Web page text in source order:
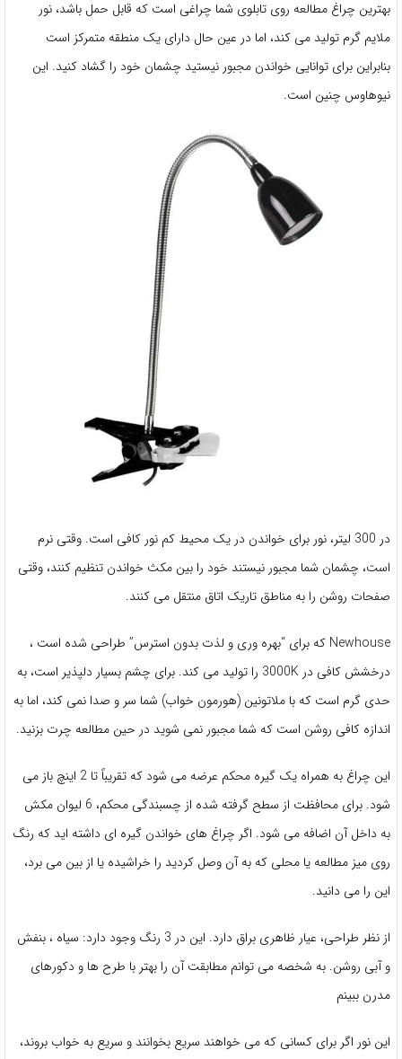
بهترین چراغ مطالعه روی تابلوی شما چراغی است که قابل حمل باشد، نور
ملایم گرم تولید می کند، اما در عین حال دارای یک منطقه متمرکز است
بنابراین برای توانایی خواندن مجبور نیستید چشمان خود را گشاد کنید. این
نیوهاوس چنین است.
در 300 لیتر، نور برای خواندن در یک محیط کم نور کافی است. وقتی نرم
است، چشمان شما مجبور نیستند خود را بین مکث خواندن تنظیم کنند، وقتی
صفحات روشن را به مناطق تاریک اتاق منتقل می کنند.
Newhouse که برای “بهره وری و لذت بدون استرس” طراحی شده است ،
درخشش کافی در 3000K را تولید می کند. برای چشم بسیار دلپذیر است، به
حدی گرم است که با ملاتونین (هورمون خواب) شما سر و صدا نمی کند، اما به
اندازه کافی روشن است که شما مجبور نمی شوید در حین مطالعه چرت بزنید.
این چراغ به همراه یک گیره محکم عرضه می شود که تقریباً تا 2 اینچ باز می
شود. برای محافظت از سطح گرفته شده از چسبندگی محکم، 6 لیوان مکش
به داخل آن اضافه می شود. اگر چراغ های خواندن گیره ای داشته اید که رنگ
روی میز مطالعه یا محلی که به آن وصل کردید را خراشیده یا از بین می برد،
این را می دانید.
از نظر طراحی، عیار ظاهری براق دارد. این در 3 رنگ وجود دارد: سیاه ، بنفش
و آبی روشن. به شخصه می توانم مطابقت آن را بهتر با طرح ها و دکورهای
مدرن ببینم
این نور اگر برای کسانی که می خواهند سریع بخوانند و سریع به خواب بروند،